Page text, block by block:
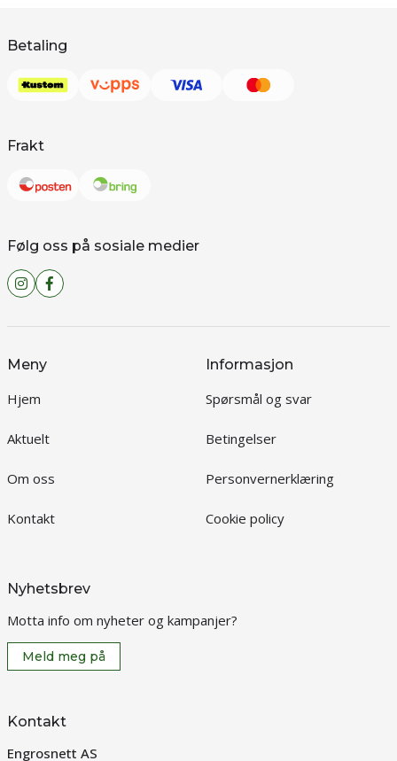
Betaling
Frakt
Følg oss på sosiale medier
Meny
Hjem
Aktuelt
Om oss
Kontakt
Informasjon
Spørsmål og svar
Betingelser
Personvernerklæring
Cookie policy
Nyhetsbrev
Motta info om nyheter og kampanjer?
Meld meg på
Kontakt
Engrosnett AS